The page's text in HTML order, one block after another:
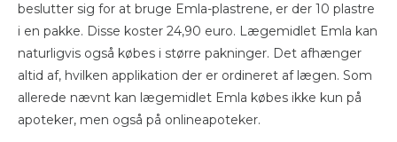
beslutter sig for at bruge Emla-plastrene, er der 10 plastre
i en pakke. Disse koster 24,90 euro. Lægemidlet Emla kan
naturligvis også købes i større pakninger. Det afhænger
altid af, hvilken applikation der er ordineret af lægen. Som
allerede nævnt kan lægemidlet Emla købes ikke kun på
apoteker, men også på onlineapoteker.